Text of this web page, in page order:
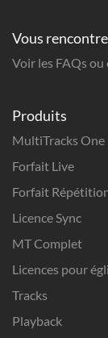
Produits
MultiTracks One
Forfait Live
Forfait
Licence Sync
MT Complet
Licences pour
Tracks
Playback
Vous
Voir les FAQs